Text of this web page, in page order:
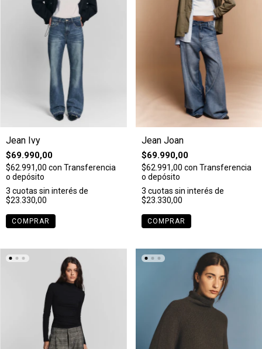
Jean Ivy
$69.990,00
$62.991,00 con Transferencia
o depósito
3 cuotas sin interés de
$23.330,00
COMPRAR
Jean Joan
$69.990,00
$62.991,00 con Transferencia
o depósito
3 cuotas sin interés de
$23.330,00
COMPRAR